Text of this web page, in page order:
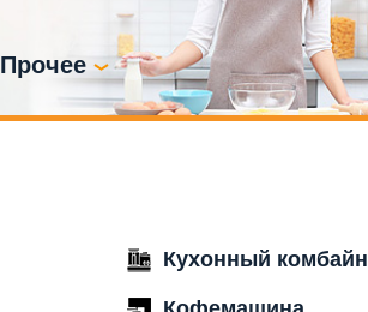
Прочее
Кухонный комбайн